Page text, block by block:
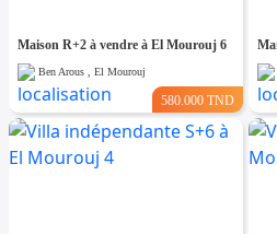
Maison R+2 à vendre à El Mourouj 6
Ben Arous , El Mourouj
580.000 TND